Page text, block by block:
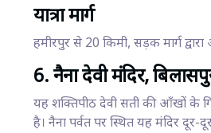
यात्रा मार्ग
हमीरपुर से 20 किमी, सड़क मार्ग
6. नैना देवी मंदिर,
यह शक्तिपीठ देवी सती की आँखों के
है। नैना पर्वत पर स्थित यह मंदिर दूर-